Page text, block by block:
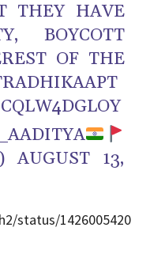
THEY HAVE
BOYCOTT
OF THE
AUGUST 13,
status/1426005420